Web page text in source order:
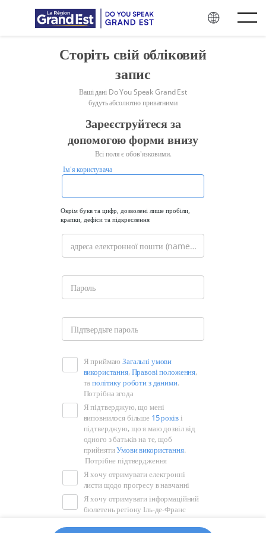
Перейти до основного контенту
Сторіть свій обліковий
запис
Ваші дані Do You Speak Grand Est
будуть абсолютно приватними
Зареєструйтеся за
допомогою форми внизу
Всі поля є обов'язковими.
Пробіли
дозволяються;
інші
знаки
не
дозволяються,
виключенням
точок,
дефісів
підкреслень.
Ім'я користувача
Окрім букв та цифр, дозволені лише пробіли,
крапки, дефіси та підкреслення
адреса електронної пошти (name@domain.com)
Пароль
ласка,
пароль
ще
раз
Підтвердьте пароль
Я приймаюЗагальні умови
використання,Правові положення,
таполітику роботи з даними.
Потрібна згода
Я підтверджую, що мені
виповнилося більше 15 роківі
підтверджую, що я маю дозвіл від
одного з батьків на те, щоб
прийнятиУмови використання.
Потрібне підтвердження
Я хочу отримувати електронні
листи щодо прогресу в навчанні
Я хочу отримувати інформаційний
бюлетень регіону Іль-де-Франс